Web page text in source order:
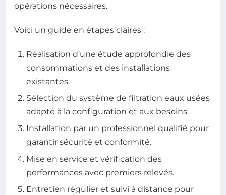
opérations nécessaires.
Voici un guide en étapes claires :
Réalisation d’une étude approfondie des
consommations et des installations
existantes.
Sélection du système de filtration eaux usées
adapté à la configuration et aux besoins.
Installation par un professionnel qualifié pour
garantir sécurité et conformité.
Mise en service et vérification des
performances avec premiers relevés.
Entretien régulier et suivi à distance pour